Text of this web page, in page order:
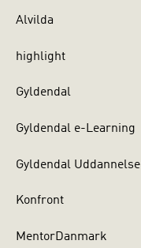
Alvilda
highlight
Gyldendal
Gyldendal e-Learning
Gyldendal Uddannelse
Konfront
MentorDanmark